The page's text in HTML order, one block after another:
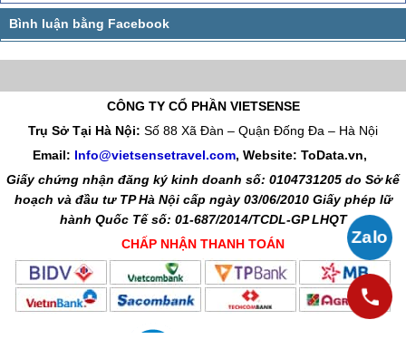
CÔNG TY CỔ PHẦN VIETSENSE
Trụ Sở Tại Hà Nội: Số 88 Xã Đàn – Quận Đống Đa – Hà Nội
Email: Info@vietsensetravel.com, Website: ToData.vn,
Giấy chứng nhận đăng ký kinh doanh số: 0104731205 do Sở kế
hoạch và đầu tư TP Hà Nội cấp ngày 03/06/2010 Giấy phép lữ
hành Quốc Tế số: 01-687/2014/TCDL-GP LHQT
CHẤP NHẬN THANH TOÁN